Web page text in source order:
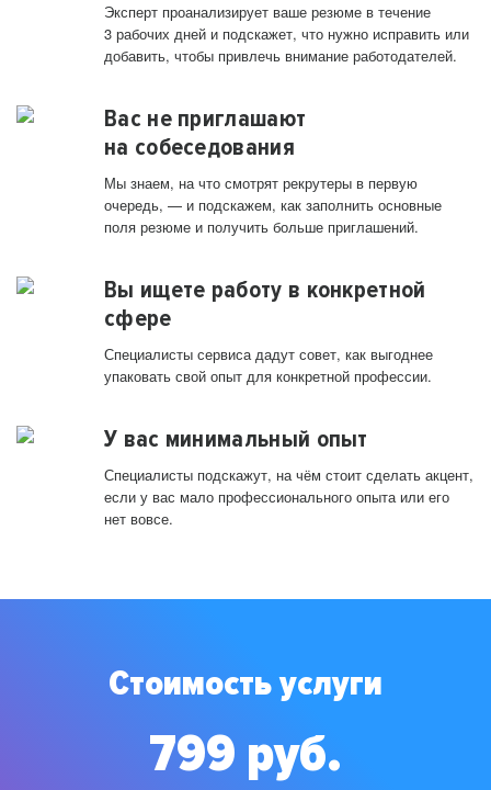
Эксперт проанализирует ваше резюме в течение
3 рабочих дней и подскажет, что нужно исправить или
добавить, чтобы привлечь внимание работодателей.
Вас не приглашают
на собеседования
Мы знаем, на что смотрят рекрутеры в первую
очередь, — и подскажем, как заполнить основные
поля резюме и получить больше приглашений.
Вы ищете работу в конкретной
сфере
Специалисты сервиса дадут совет, как выгоднее
упаковать свой опыт для конкретной профессии.
У вас минимальный опыт
Специалисты подскажут, на чём стоит сделать акцент,
если у вас мало профессионального опыта или его
нет вовсе.
Стоимость услуги
799 руб.